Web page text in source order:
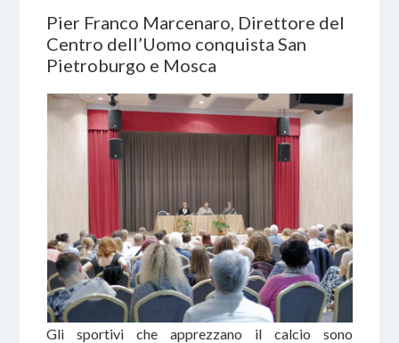
Pier Franco Marcenaro, Direttore del
Centro dell’Uomo conquista San
Pietroburgo e Mosca
Gli sportivi che apprezzano il calcio sono